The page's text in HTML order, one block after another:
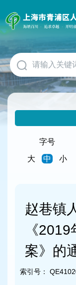
障
碍
作
说
明
跳
到
网
字号
大
中 小
赵巷镇
《
案》的
索引号：